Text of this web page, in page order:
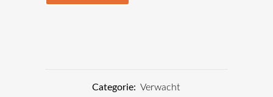
Categorie: Verwacht